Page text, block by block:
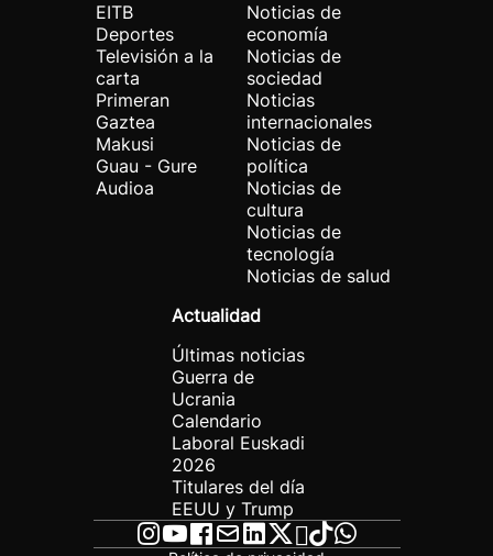
EITB
Deportes
Televisión a la
carta
Primeran
Gaztea
Makusi
Guau - Gure
Audioa
Noticias de
economía
Noticias de
sociedad
Noticias
internacionales
Noticias de
política
Noticias de
cultura
Noticias de
tecnología
Noticias de salud
Actualidad
Últimas noticias
Guerra de
Ucrania
Calendario
Laboral Euskadi
2026
Titulares del día
EEUU y Trump